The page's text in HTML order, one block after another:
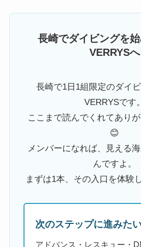
長崎でダイビングを始
VERRYSへ
長崎で1日1組限定のダイ
VERRYSです。
ここまで読んでくれてあり
😊
メンバーになれば、見える
んですよ。
まずは1本、その入口を体験
次のステップに進みた
アドバンス・レスキュー・